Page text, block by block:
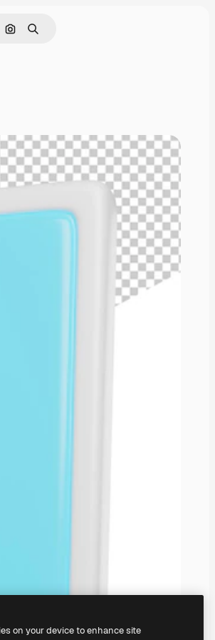
Cerca per immagine
Ricerca
on your device to enhance site